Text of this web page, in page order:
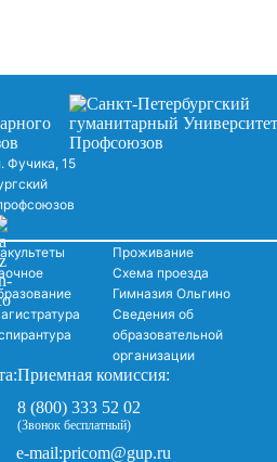
Фучика, 15
Проживание
Схема проезда
Гимназия Ольгино
Сведения об
образовательной
организации
Приемная комиссия:
8 (800) 333 52 02
(Звонок бесплатный)
e-mail:pricom@gup.ru